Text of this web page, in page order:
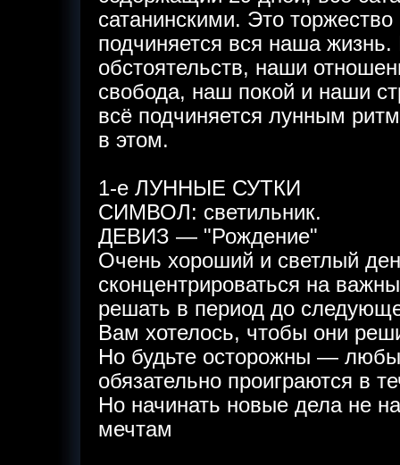
сатанинскими. Это
подчиняется вся наша
обстоятельств, наши
свобода, наш покой и наши
всё подчиняется лунным
в этом.
1-е ЛУННЫЕ СУТКИ
СИМВОЛ: светильник.
ДЕВИЗ — "Рождение"
Очень хороший и светлый
сконцентрироваться на
решать в период до
Вам хотелось, чтобы они
Но будьте осторожны —
обязательно проиграются в
Но начинать новые дела не
мечтам